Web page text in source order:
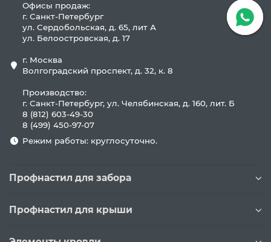
Офисы продаж:
г. Санкт-Петербург
ул. Сердобольская, д. 65, лит А
ул. Белоостровская, д. 17
г. Москва
Волгоградский проспект, д. 32, к. 8
Производство:
г. Санкт-Петербург, ул. Челябинская, д. 160, лит. Б
8 (812) 603-49-30
8 (499) 450-97-07
Режим работы: круглосуточно.
Профнастил для забора
Профнастил для крыши